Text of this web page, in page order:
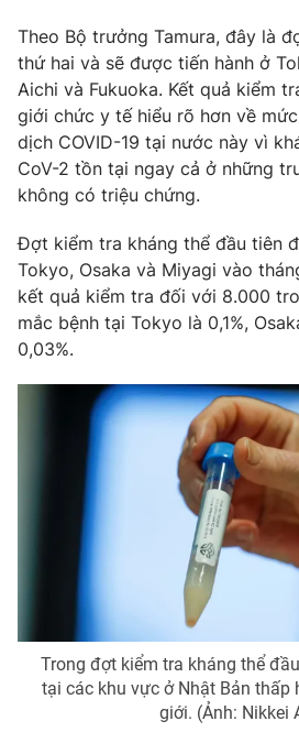
Góc doanh nghiệp
Truyền hình
Phim VTV
Hậu trường
Nhân vật
Khán giả
Giải sao mai
Giải trí
Điện ảnh
Âm nhạc
Đời sống
Du lịch
Làm đẹp
Chất lượng cuộc sống
Tuyển sinh
Học trực tuyến
Công nghệ
Hitech Công nghệ tương lai
Thị trường
Giao lưu trực tuyến
Lịch phát sóng
Chuyên mục khác
Emagazine
Video
VTV
Theo Bộ trưởng Tamura, đây là
thứ hai và sẽ được tiến hành ở
Aichi và Fukuoka. Kết quả kiểm
giới chức y tế hiểu rõ hơn về
dịch COVID-19 tại nước này vì
CoV-2 tồn tại ngay cả ở những
không có triệu chứng.
Đợt kiểm tra kháng thể đầu tiên
Tokyo, Osaka và Miyagi vào
kết quả kiểm tra đối với 8.000
mắc bệnh tại Tokyo là 0,1%,
0,03%.
Trong đợt kiểm tra kháng thể
tại các khu vực ở Nhật Bản thấp
giới. (Ảnh: Nikkei